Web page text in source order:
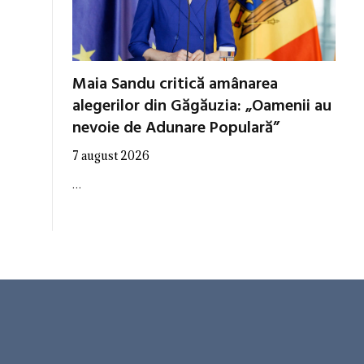
Maia Sandu critică amânarea
alegerilor din Găgăuzia: „Oamenii au
nevoie de Adunare Populară”
7 august 2026
…